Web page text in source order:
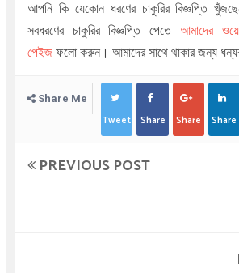
আপনি কি যেকোন ধরণের চাকুরির বিজ্ঞপ্তি
সবধরণের চাকুরির বিজ্ঞপ্তি পেতে
আমাদের
পেইজফলো করুন। আমাদের সাথে থাকার জন্য
Share Me
Tweet Share Share Share
PREVIOUS POST